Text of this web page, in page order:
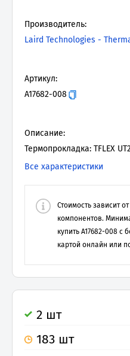
Производитель:
Laird Technologies -
Артикул:
A17682-008
Описание:
Термопрокладка: TFLEX
Все характеристики
Стоимость зависит
компонентов.
купить A17682-008 с
картой онлайн или
2 шт
183 шт